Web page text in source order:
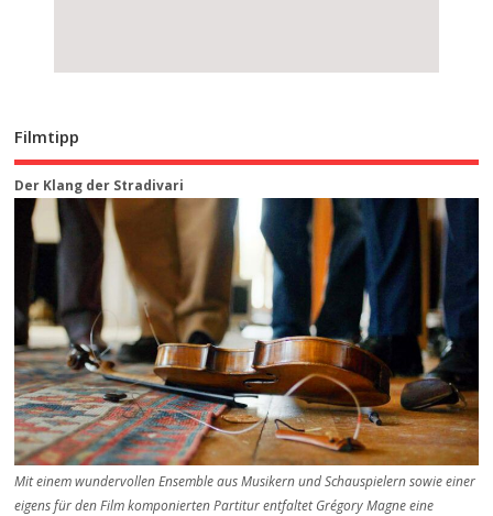
Filmtipp
Der Klang der Stradivari
Mit einem wundervollen Ensemble aus Musikern und Schauspielern sowie einer
eigens für den Film komponierten Partitur entfaltet Grégory Magne eine